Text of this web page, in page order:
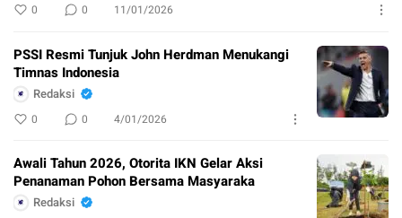
0 0 11/01/2026
PSSI Resmi Tunjuk John Herdman Menukangi
Timnas Indonesia
Redaksi
0 0 4/01/2026
Awali Tahun 2026, Otorita IKN Gelar Aksi
Penanaman Pohon Bersama Masyaraka
Redaksi